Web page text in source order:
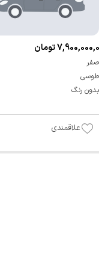
7,900,000,000 تومان
صفر
طوسی
بدون رنگ
علاقمندی